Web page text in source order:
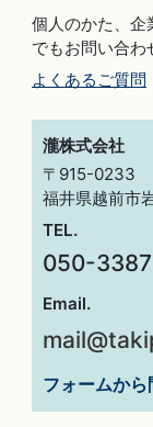
個人のかた、企
でもお問い合わ
よくあるご質問
瀧株式会社
〒915-0233
福井県越前市
TEL.
050-
Email.
フォームか